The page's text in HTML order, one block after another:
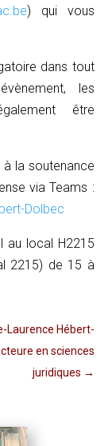
) qui vous
dans tout
les
être
à la soutenance
via Teams :
Dolbec
au local H2215
2215) de 15 à
Laurence Hébert-
en sciences
juridiques →